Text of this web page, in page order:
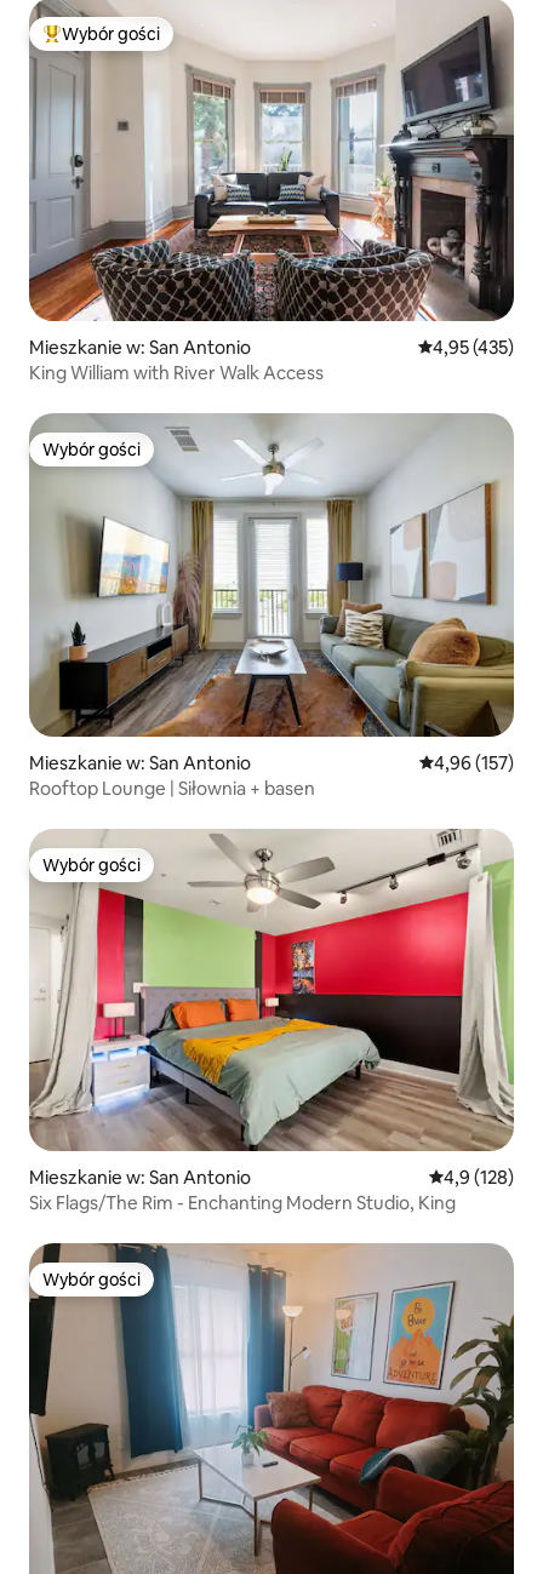
Najpopularniejsze z kategorii Wybór gości
Wybór gości
Mieszkanie w: San Antonio Średnia
4,95 (435)
King William with River Walk Access
Wybór gości
Wybór gości
Mieszkanie w: San Antonio Średnia
4,96 (157)
Rooftop Lounge | Siłownia + basen
Wybór gości
Wybór gości
Mieszkanie w: San Antonio Średnia
4,9 (128)
Six Flags/The Rim - Enchanting Modern Studio, King
Wybór gości
Wybór gości